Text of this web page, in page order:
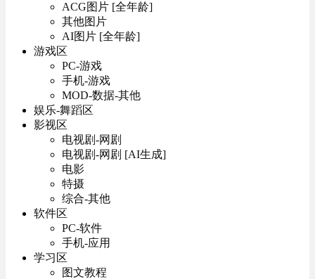
ACG图片 [全年龄]
其他图片
AI图片 [全年龄]
游戏区
PC-游戏
手机-游戏
MOD-数据-其他
娱乐-舞蹈区
影视区
电视剧-网剧
电视剧-网剧 [AI生成]
电影
特摄
综合-其他
软件区
PC-软件
手机-应用
学习区
图文教程